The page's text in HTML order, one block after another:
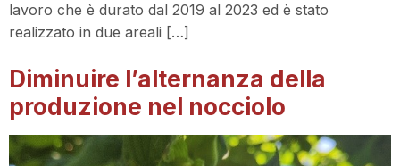
lavoro che è durato dal 2019 al 2023 ed è stato
realizzato in due areali […]
Diminuire l’alternanza della
produzione nel nocciolo